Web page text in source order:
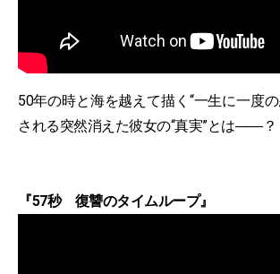
50年の時と海を越えて描く“一生に一度
される突然消えた彼女の“真実”とは――？
『57秒 復讐のタイムループ』